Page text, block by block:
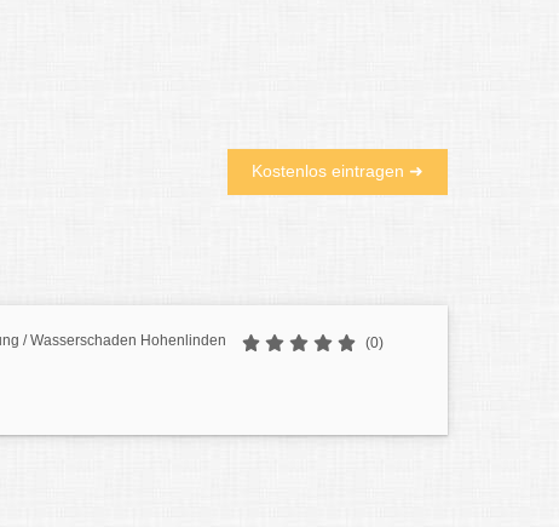
Kostenlos eintragen ➜
/ Wasserschaden Hohenlinden (0)